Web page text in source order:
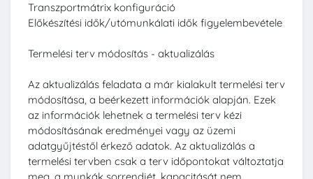
Transzportmátrix konfiguráció
Előkészítési idők/utómunkálati idők figyelembevétele
Termelési terv módosítás - aktualizálás
Az aktualizálás feladata a már kialakult termelési terv
módosítása, a beérkezett információk alapján. Ezek
az információk lehetnek a termelési terv kézi
módosításának eredményei vagy az üzemi
adatgyűjtéstől érkező adatok. Az aktualizálás a
termelési tervben csak a terv időpontokat változtatja